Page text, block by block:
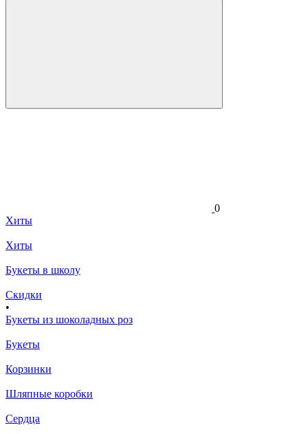
0
Хиты
Хиты
Букеты в школу
Скидки
•
Букеты из шоколадных роз
Букеты
Корзинки
Шляпные коробки
Сердца